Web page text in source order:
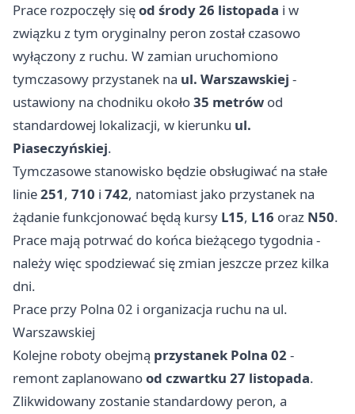
Prace rozpoczęły sięod środy 26 listopada i w
związku z tym oryginalny peron został czasowo
wyłączony z ruchu. W zamian uruchomiono
tymczasowy przystanek na ul. Warszawskiej -
ustawiony na chodniku około35 metrów od
standardowej lokalizacji, w kierunku ul.
Piaseczyńskiej.
Tymczasowe stanowisko będzie obsługiwać na stałe
linie251, 710 i 742, natomiast jako przystanek na
żądanie funkcjonować będą kursy L15, L16 oraz N50.
Prace mają potrwać do końca bieżącego tygodnia -
należy więc spodziewać się zmian jeszcze przez kilka
dni.
Prace przy Polna 02 i organizacja ruchu na ul.
Warszawskiej
Kolejne roboty obejmą przystanek Polna 02 -
remont zaplanowanood czwartku 27 listopada.
Zlikwidowany zostanie standardowy peron, a